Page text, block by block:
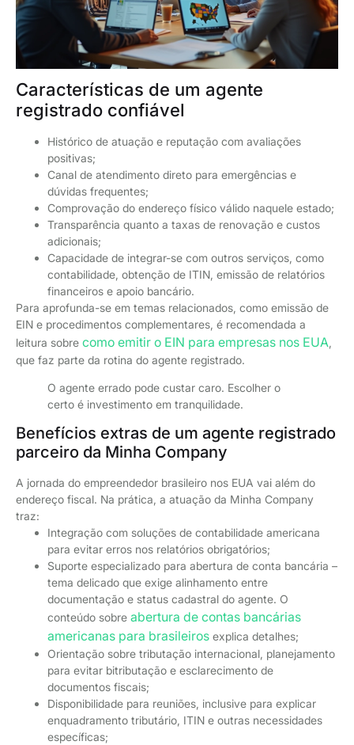
Características de um agente
registrado confiável
Histórico de atuação e reputação com avaliações
positivas;
Canal de atendimento direto para emergências e
dúvidas frequentes;
Comprovação do endereço físico válido naquele estado;
Transparência quanto a taxas de renovação e custos
adicionais;
Capacidade de integrar-se com outros serviços, como
contabilidade, obtenção de ITIN, emissão de relatórios
financeiros e apoio bancário.
Para aprofunda-se em temas relacionados, como emissão de
EIN e procedimentos complementares, é recomendada a
leitura sobre como emitir o EIN para empresas nos EUA
que faz parte da rotina do agente registrado.
O agente errado pode custar caro. Escolher o
certo é investimento em tranquilidade.
Benefícios extras de um agente registrado
parceiro da Minha Company
A jornada do empreendedor brasileiro nos EUA vai além do
endereço fiscal. Na prática, a atuação da Minha Company
traz:
Integração com soluções de contabilidade americana
para evitar erros nos relatórios obrigatórios;
Suporte especializado para abertura de conta bancária –
tema delicado que exige alinhamento entre
documentação e status cadastral do agente. O
conteúdo sobre abertura de contas bancárias
americanas para brasileiros explica detalhes;
Orientação sobre tributação internacional, planejamento
para evitar bitributação e esclarecimento de
documentos fiscais;
Disponibilidade para reuniões, inclusive para explicar
enquadramento tributário, ITIN e outras necessidades
específicas;